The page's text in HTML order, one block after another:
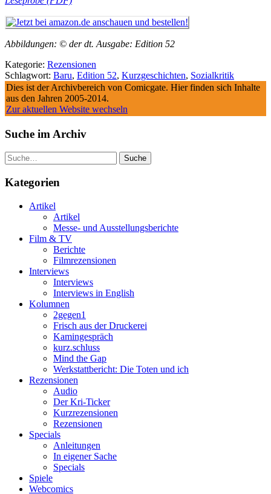
Abbildungen: © der dt. Ausgabe: Edition 52
Kategorie: Rezensionen
Schlagwort: Baru, Edition 52, Kurzgeschichten, Sozialkritik
Dies ist der Archivbereich von Comicgate. Hier finden sich Inhalte
aus den Jahren 2005-2014.
Zur aktuellen Website wechseln
Suche im Archiv
Suche
Kategorien
Artikel
Artikel
Messe- und Ausstellungsberichte
Film & TV
Berichte
Filmrezensionen
Interviews
Interviews
Interviews in English
Kolumnen
2gegen1
Frisch aus der Druckerei
Kamingespräch
kurz.schluss
Mind the Gap
Werkstattbericht: Die Toten und ich
Rezensionen
Audio
Der Kri-Ticker
Kurzrezensionen
Rezensionen
Specials
Anleitungen
In eigener Sache
Specials
Spiele
Webcomics